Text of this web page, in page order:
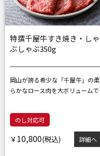
特撰千屋牛すき焼き・しゃ
ぶしゃぶ350g
岡山が誇る希少な「千屋牛」の柔
らかなロース肉を大ボリュームで
のし対応可
￥ 10,800 詳細へ